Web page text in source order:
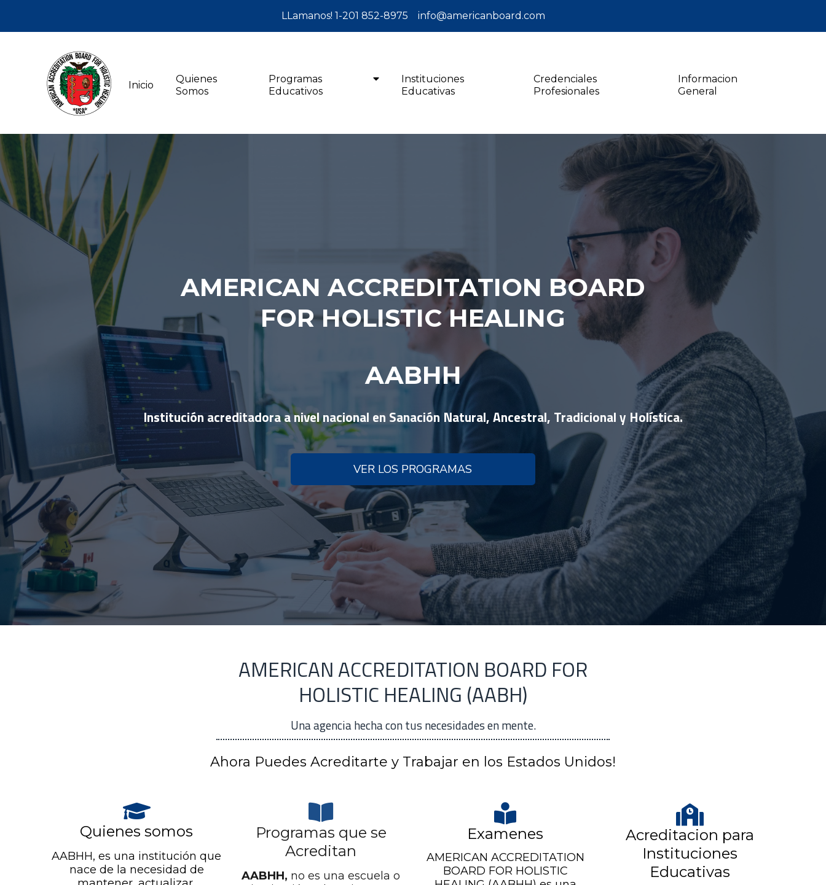
LLamanos! 1-201 852-8975 info@americanboard.com
Inicio
Quienes
Somos
Programas
Educativos
Instituciones
Educativas
Credenciales
Profesionales
Informacion
General
AMERICAN ACCREDITATION BOARD
FOR HOLISTIC HEALING
AABHH
Institución acreditadora a nivel nacional en Sanación Natural, Ancestral, Tradicional y Holística.
VER LOS PROGRAMAS
AMERICAN ACCREDITATION BOARD FOR
HOLISTIC HEALING (AABH)
Una agencia hecha con tus necesidades en mente.
Ahora Puedes Acreditarte y Trabajar en los Estados Unidos!
Quienes somos
AABHH, es una institución que
nace de la necesidad de
Programas que se
Acreditan
AABHH, no es una escuela o
Examenes
AMERICAN ACCREDITATION
BOARD FOR HOLISTIC
Acreditacion para
Instituciones
Educativas